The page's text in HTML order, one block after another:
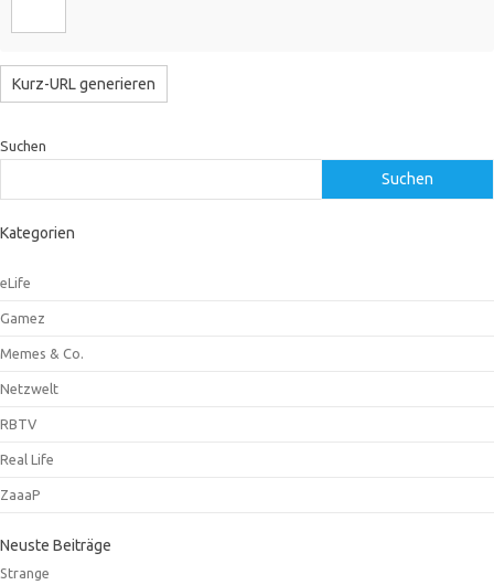
Suchen
Suchen
Kategorien
eLife
Gamez
Memes & Co.
Netzwelt
RBTV
Real Life
ZaaaP
Neuste Beiträge
Strange